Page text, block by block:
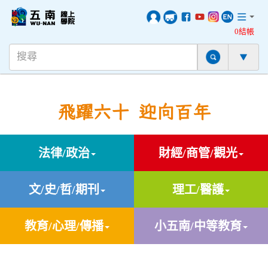
0結帳
飛躍六十 迎向百年
法律/政治 財經/商管/觀光
文/史/哲/期刊 理工/醫護
教育/心理/傳播 小五南/中等教育